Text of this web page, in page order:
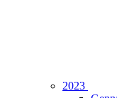
2023